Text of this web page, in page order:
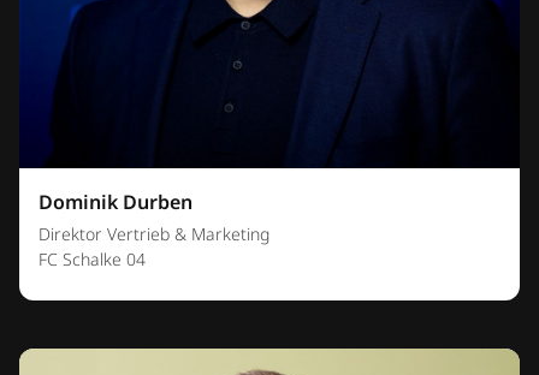
Dominik Durben
Direktor Vertrieb & Marketing
FC Schalke 04